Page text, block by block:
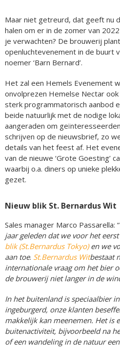
Maar niet getreurd, dat geeft nu
halen om er in de zomer van
je verwachten? De brouwerij
openluchtevenement in de buurt
noemer ‘Barn Bernard’.
Het zal een Hemels Evenement
onvolprezen Hemelse Nectar
sterk programmatorisch aanbod
beide natuurlijk met de nodige
aangeraden om
schrijven op de nieuwsbrief, zo
details van het feest af. Het
van de nieuwe ‘Grote Goesting’
waarbij o.a. diners op unieke
gezet.
Nieuw blik St. Bernardus Wit
Sales manager Marco Passarella: “
jaar geleden dat we voor het
blik (St.Bernardus Tokyo)en we
aan toe. St.Bernardus Witbestaat
internationale vraag om het bier
de brouwerij niet langer in de
In het buitenland is speciaalbier
ingeburgerd, onze klanten
makkelijk kan meenemen. Het is
buitenactiviteit, bijvoorbeeld na
of een wandeling in de natuur